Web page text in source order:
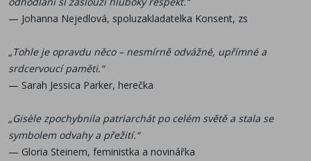
— Johanna Nejedlová, spoluzakladatelka Konsent, zs
„Tohle je opravdu něco – nesmírně odvážné, upřímné a
srdcervoucí paměti.“
— Sarah Jessica Parker, herečka
„Gisèle zpochybnila patriarchát po celém světě a stala se
symbolem odvahy a přežití.“
— Gloria Steinem, feministka a novinářka